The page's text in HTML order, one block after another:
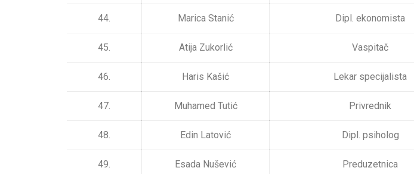
44. Marica Stanić Dipl. ekonomista
45. Atija Zukorlić Vaspitač
46. Haris Kašić Lekar specijalista
47. Muhamed Tutić Privrednik
48. Edin Latović Dipl. psiholog
49. Esada Nušević Preduzetnica